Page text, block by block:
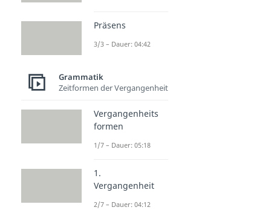
Präsens
3/3 – Dauer: 04:42
Grammatik
Zeitformen der Vergangenheit
Vergangenheits
formen
1/7 – Dauer: 05:18
1.
Vergangenheit
2/7 – Dauer: 04:12